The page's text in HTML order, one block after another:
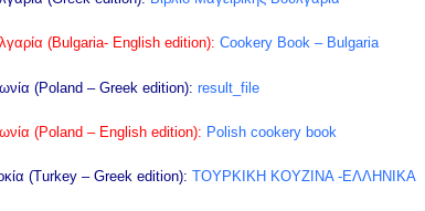
(Bulgaria- English edition): Cookery Book – Bulgaria
(Poland – Greek edition): result_file
(Poland – English edition): Polish cookery book
(Turkey – Greek edition): ΤΟΥΡΚΙΚΗ ΚΟΥΖΙΝΑ -ΕΛΛΗΝΙΚΑ